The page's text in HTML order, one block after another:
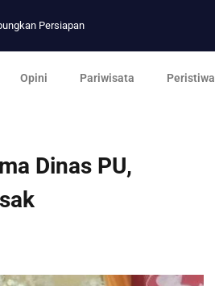
Persiapan
Opini Pariwisata Peristiwa
Dinas PU,